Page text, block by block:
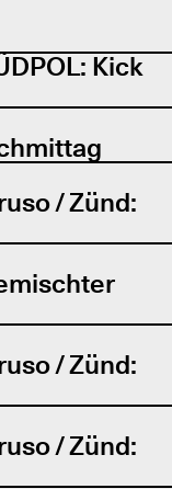
Kick
/ Zünd:
/ Zünd:
/ Zünd: